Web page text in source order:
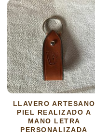
LLAVERO ARTESANO
PIEL REALIZADO A
MANO LETRA
PERSONALIZADA